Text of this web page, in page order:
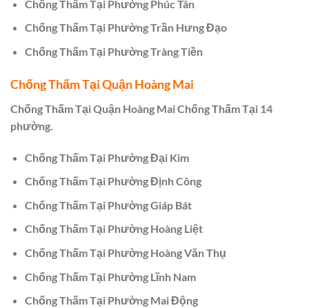
Chống Thấm Tại Phường Phúc Tân
Chống Thấm Tại Phường Trần Hưng Đạo
Chống Thấm Tại Phường Tràng Tiền
Chống Thấm Tại Quận Hoàng Mai
Chống Thấm Tại Quận Hoàng Mai Chống Thấm Tại 14
phường.
Chống Thấm Tại Phường Đại Kim
Chống Thấm Tại Phường Định Công
Chống Thấm Tại Phường Giáp Bát
Chống Thấm Tại Phường Hoàng Liệt
Chống Thấm Tại Phường Hoàng Văn Thụ
Chống Thấm Tại Phường Lĩnh Nam
Chống Thấm Tại Phường Mai Động